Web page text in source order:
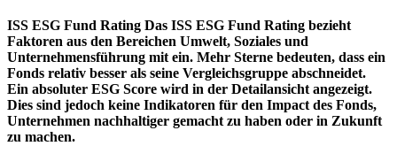
ISS ESG Fund Rating Das ISS ESG Fund Rating bezieht
Faktoren aus den Bereichen Umwelt, Soziales und
Unternehmensführung mit ein. Mehr Sterne bedeuten, dass ein
Fonds relativ besser als seine Vergleichsgruppe abschneidet.
Ein absoluter ESG Score wird in der Detailansicht angezeigt.
Dies sind jedoch keine Indikatoren für den Impact des Fonds,
Unternehmen nachhaltiger gemacht zu haben oder in Zukunft
zu machen.